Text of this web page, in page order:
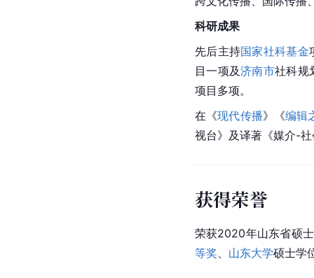
科研成果
先后主持国家社科基金
目一项及济南市社科规
项目多项。
在《现代传播》《编辑
视台》及译著《媒介-
获得荣誉
荣获2020年山东省硕
等奖、 山东大学硕士学